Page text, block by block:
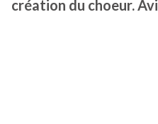
création du choeur.